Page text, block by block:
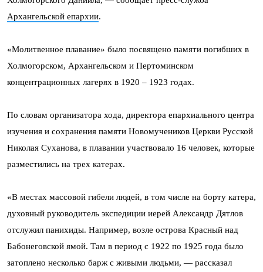
Архангельской епархии.
«Молитвенное плавание» было посвящено памяти погибших в
Холмогорском, Архангельском и Пертоминском
концентрационных лагерях в 1920 – 1923 годах.
По словам организатора хода, директора епархиального центра
изучения и сохранения памяти Новомучеников Церкви Русской
Николая Суханова, в плавании участвовало 16 человек, которые
разместились на трех катерах.
«В местах массовой гибели людей, в том числе на борту катера,
духовный руководитель экспедиции иерей Александр Дятлов
отслужил панихиды. Например, возле острова Красный над
Бабонеговской ямой. Там в период с 1922 по 1925 года было
затоплено несколько барж с живыми людьми, — рассказал